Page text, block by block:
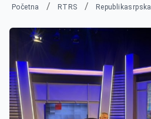
Početna / RTRS / Republikasrpska